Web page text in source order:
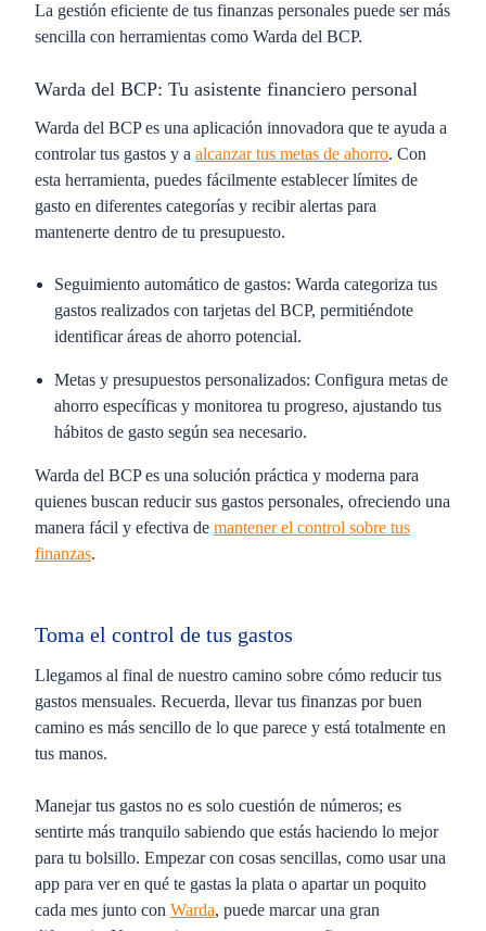
La gestión eficiente de tus finanzas personales puede ser más
sencilla con herramientas como Warda del BCP.
Warda del BCP: Tu asistente financiero personal
Warda del BCP es una aplicación innovadora que te ayuda a
controlar tus gastos y a alcanzar tus metas de ahorro. Con
esta herramienta, puedes fácilmente establecer límites de
gasto en diferentes categorías y recibir alertas para
mantenerte dentro de tu presupuesto.
Seguimiento automático de gastos: Warda categoriza tus
gastos realizados con tarjetas del BCP, permitiéndote
identificar áreas de ahorro potencial.
Metas y presupuestos personalizados: Configura metas de
ahorro específicas y monitorea tu progreso, ajustando tus
hábitos de gasto según sea necesario.
Warda del BCP es una solución práctica y moderna para
quienes buscan reducir sus gastos personales, ofreciendo una
manera fácil y efectiva de mantener el control sobre tus
finanzas.
Toma el control de tus gastos
Llegamos al final de nuestro camino sobre cómo reducir tus
gastos mensuales. Recuerda, llevar tus finanzas por buen
camino es más sencillo de lo que parece y está totalmente en
tus manos.
Manejar tus gastos no es solo cuestión de números; es
sentirte más tranquilo sabiendo que estás haciendo lo mejor
para tu bolsillo. Empezar con cosas sencillas, como usar una
app para ver en qué te gastas la plata o apartar un poquito
cada mes junto con Warda, puede marcar una gran